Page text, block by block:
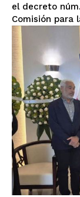
el decreto
Comisión para